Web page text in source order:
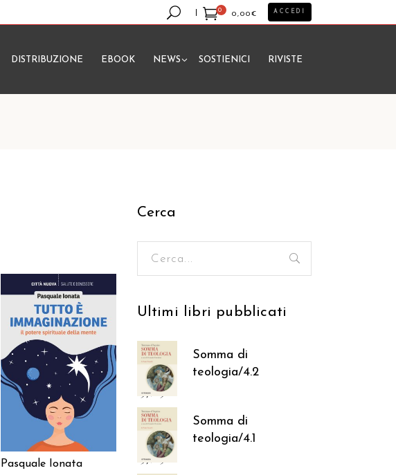
0
0,00€
Nessun prodotto nel carrello.
ACCEDI
DISTRIBUZIONE EBOOK NEWS SOSTIENICI RIVISTE
AGGIUNGI AL CARRELLO
Pasquale Ionata
Cerca
Ultimi libri pubblicati
Somma di
teologia/4.2
37,05€
Somma di
teologia/4.1
37,05€